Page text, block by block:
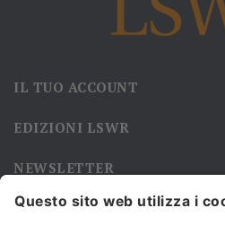
IL TUO ACCOUNT
EDIZIONI LSWR
NEWSLETTER
Iscriviti alla nostra newsletter e rimani